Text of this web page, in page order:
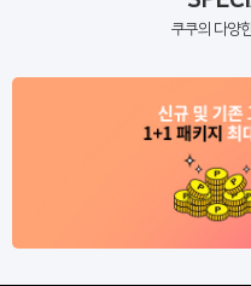
쿠쿠의 다양